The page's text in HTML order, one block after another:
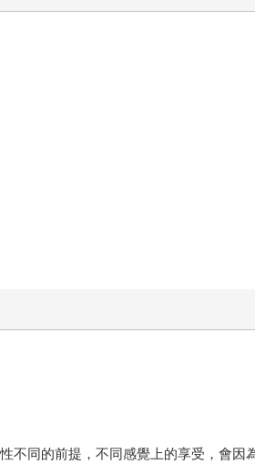
同的前提，不同感覺上的享受，會因